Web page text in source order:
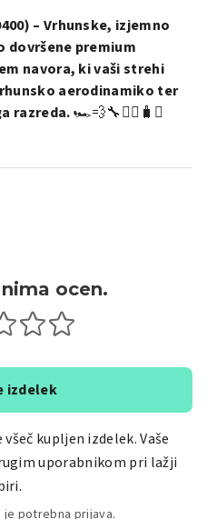
– Vrhunske, izjemno
dovršene premium
navora, ki vaši strehi
aerodinamiko ter
razreda.🏎️💨🔧🚴‍♂️🧳✨
ocen.
izdelek
kupljen izdelek. Vaše
uporabnikom pri lažji
je potrebna prijava.